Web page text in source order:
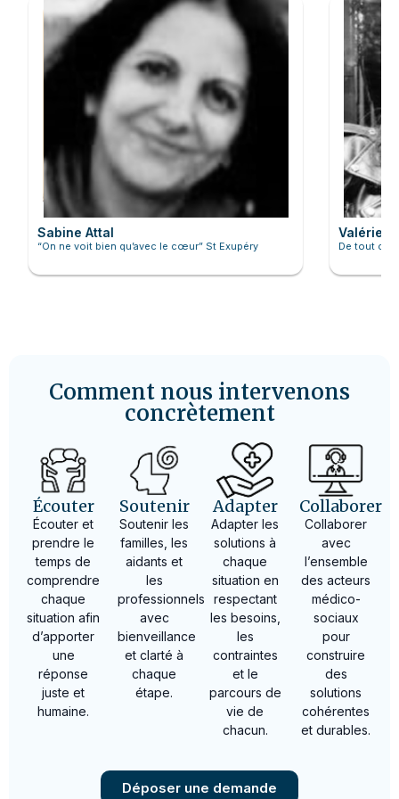
Sabine Attal
“On ne voit bien qu’avec le cœur” St Exupéry
Valérie
De tout
Comment nous intervenons
concrètement
Écouter
Écouter et
prendre le
temps de
comprendre
chaque
situation afin
d’apporter
une
réponse
juste et
humaine.
Soutenir
Soutenir les
familles, les
aidants et
les
professionnels
avec
bienveillance
et clarté à
chaque
étape.
Adapter
Adapter les
solutions à
chaque
situation en
respectant
les besoins,
les
contraintes
et le
parcours de
vie de
chacun.
Collaborer
Collaborer
avec
l’ensemble
des acteurs
médico-
sociaux
pour
construire
des
solutions
cohérentes
et durables.
Déposer une demande